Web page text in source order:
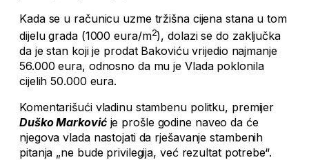
Kada se u računicu uzme tržišna cijena stana u tom
dijelu grada (1000 eura/m2), dolazi se do zaključka
da je stan koji je prodat Bakoviću vrijedio najmanje
56.000 eura, odnosno da mu je Vlada poklonila
cijelih 50.000 eura.
Komentarišući vladinu stambenu politku, premijer
Duško Markovićje prošle godine naveo da će
njegova vlada nastojati da rješavanje stambenih
pitanja „ne bude privilegija, već rezultat potrebe“.